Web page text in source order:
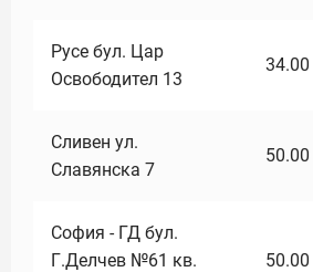
Русе бул. Цар
Освободител 13
34.00
Сливен ул.
Славянска 7
50.00
София - ГД бул.
Г.Делчев №61 кв.
50.00